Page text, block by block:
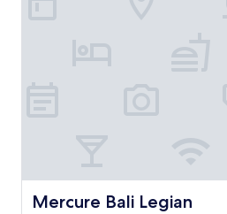
Mercure Bali Legian
Mercure Bali Legian